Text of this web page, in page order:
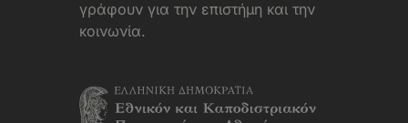
γράφουν για την επιστήμη και την
κοινωνία.